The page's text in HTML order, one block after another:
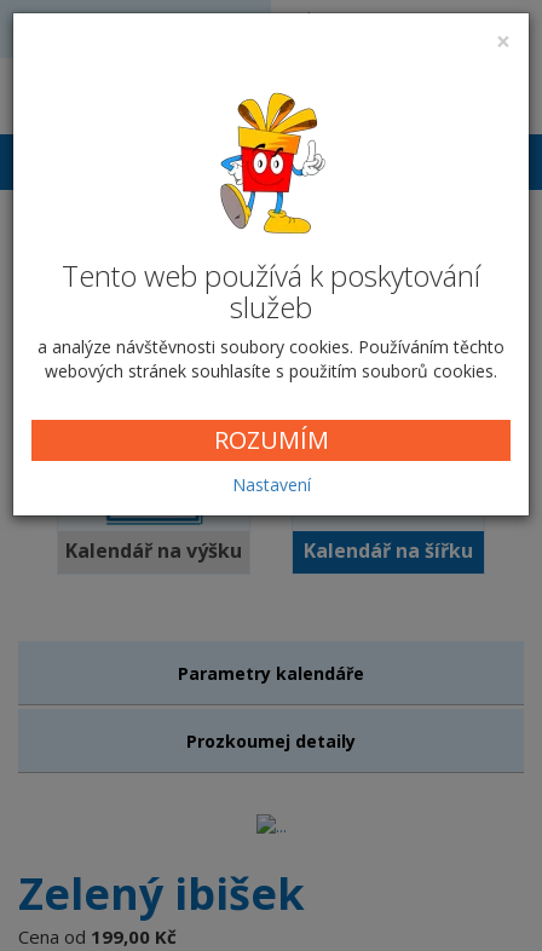
×
Tento web používá k poskytování
služeb
a analýze návštěvnosti soubory cookies. Používáním těchto
webových stránek souhlasíte s použitím souborů cookies.
ROZUMÍM
Nastavení
Volejte: 728 051 909
Přihlášení
Nástěnný na šířku -
Zelený ibišek
Kalendář na výšku Kalendář na šířku
Parametry kalendáře
Prozkoumej detaily
Zelený ibišek
Cena od 199,00 Kč